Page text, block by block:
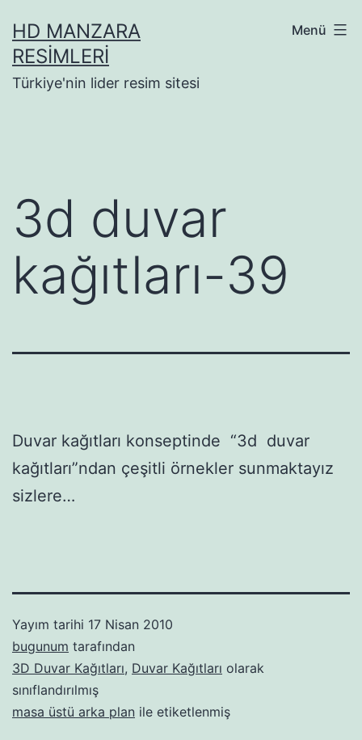
geçHD MANZARA
RESIMLERI
Türkiye'nin lider resim sitesi
Menü
3d duvar
kağıtları-39
Duvar kağıtları konseptinde “3d duvar
kağıtları”ndan çeşitli örnekler sunmaktayız
sizlere…
Yayım tarihi 17 Nisan 2010
bugunum tarafından
3D Duvar Kağıtları, Duvar Kağıtları olarak
sınıflandırılmış
masa üstü arka plan ile etiketlenmiş